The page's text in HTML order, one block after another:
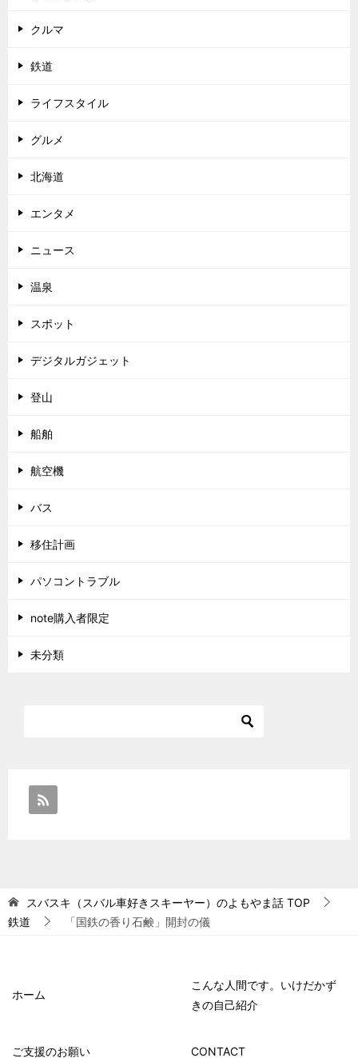
クルマ
鉄道
ライフスタイル
グルメ
北海道
エンタメ
ニュース
温泉
スポット
デジタルガジェット
登山
船舶
航空機
バス
移住計画
パソコントラブル
note購入者限定
未分類
スバスキ（スバル車好きスキーヤー）のよもやま話 TOP
鉄道
「国鉄の香り石鹸」開封の儀
ホーム
こんな人間です。いけだかず
きの自己紹介
ご支援のお願い CONTACT